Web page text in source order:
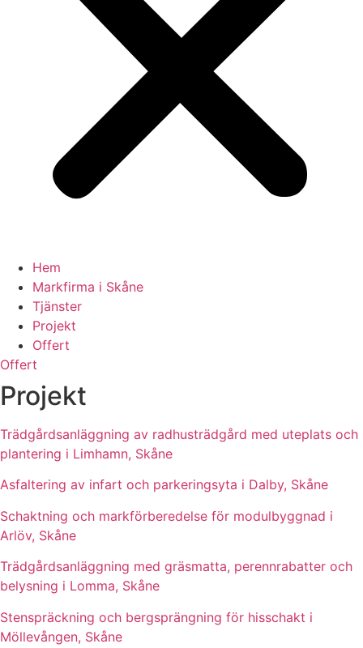
Hem
Markfirma i Skåne
Tjänster
Projekt
Offert
Offert
Projekt
Trädgårdsanläggning av radhusträdgård med uteplats och
plantering i Limhamn, Skåne
Asfaltering av infart och parkeringsyta i Dalby, Skåne
Schaktning och markförberedelse för modulbyggnad i
Arlöv, Skåne
Trädgårdsanläggning med gräsmatta, perennrabatter och
belysning i Lomma, Skåne
Stenspräckning och bergsprängning för hisschakt i
Möllevången, Skåne